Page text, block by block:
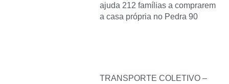
ajuda 212 famílias a comprarem
a casa própria no Pedra 90
TRANSPORTE COLETIVO –